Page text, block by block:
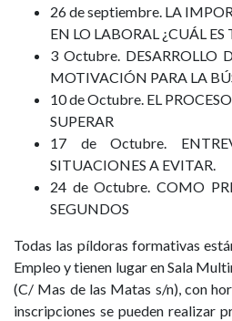
26 de septiembre. LA
EN LO LABORAL ¿CUÁL
3 Octubre. DESARROLLO
MOTIVACIÓN PARA LA
10 de Octubre. EL
SUPERAR
17 de Octubre.
SITUACIONES A EVITAR.
24 de Octubre. COMO
SEGUNDOS
Todas las píldoras formativas
Empleo y tienen lugar en Sala
(C/ Mas de las Matas s/n), con
inscripciones se pueden realizar